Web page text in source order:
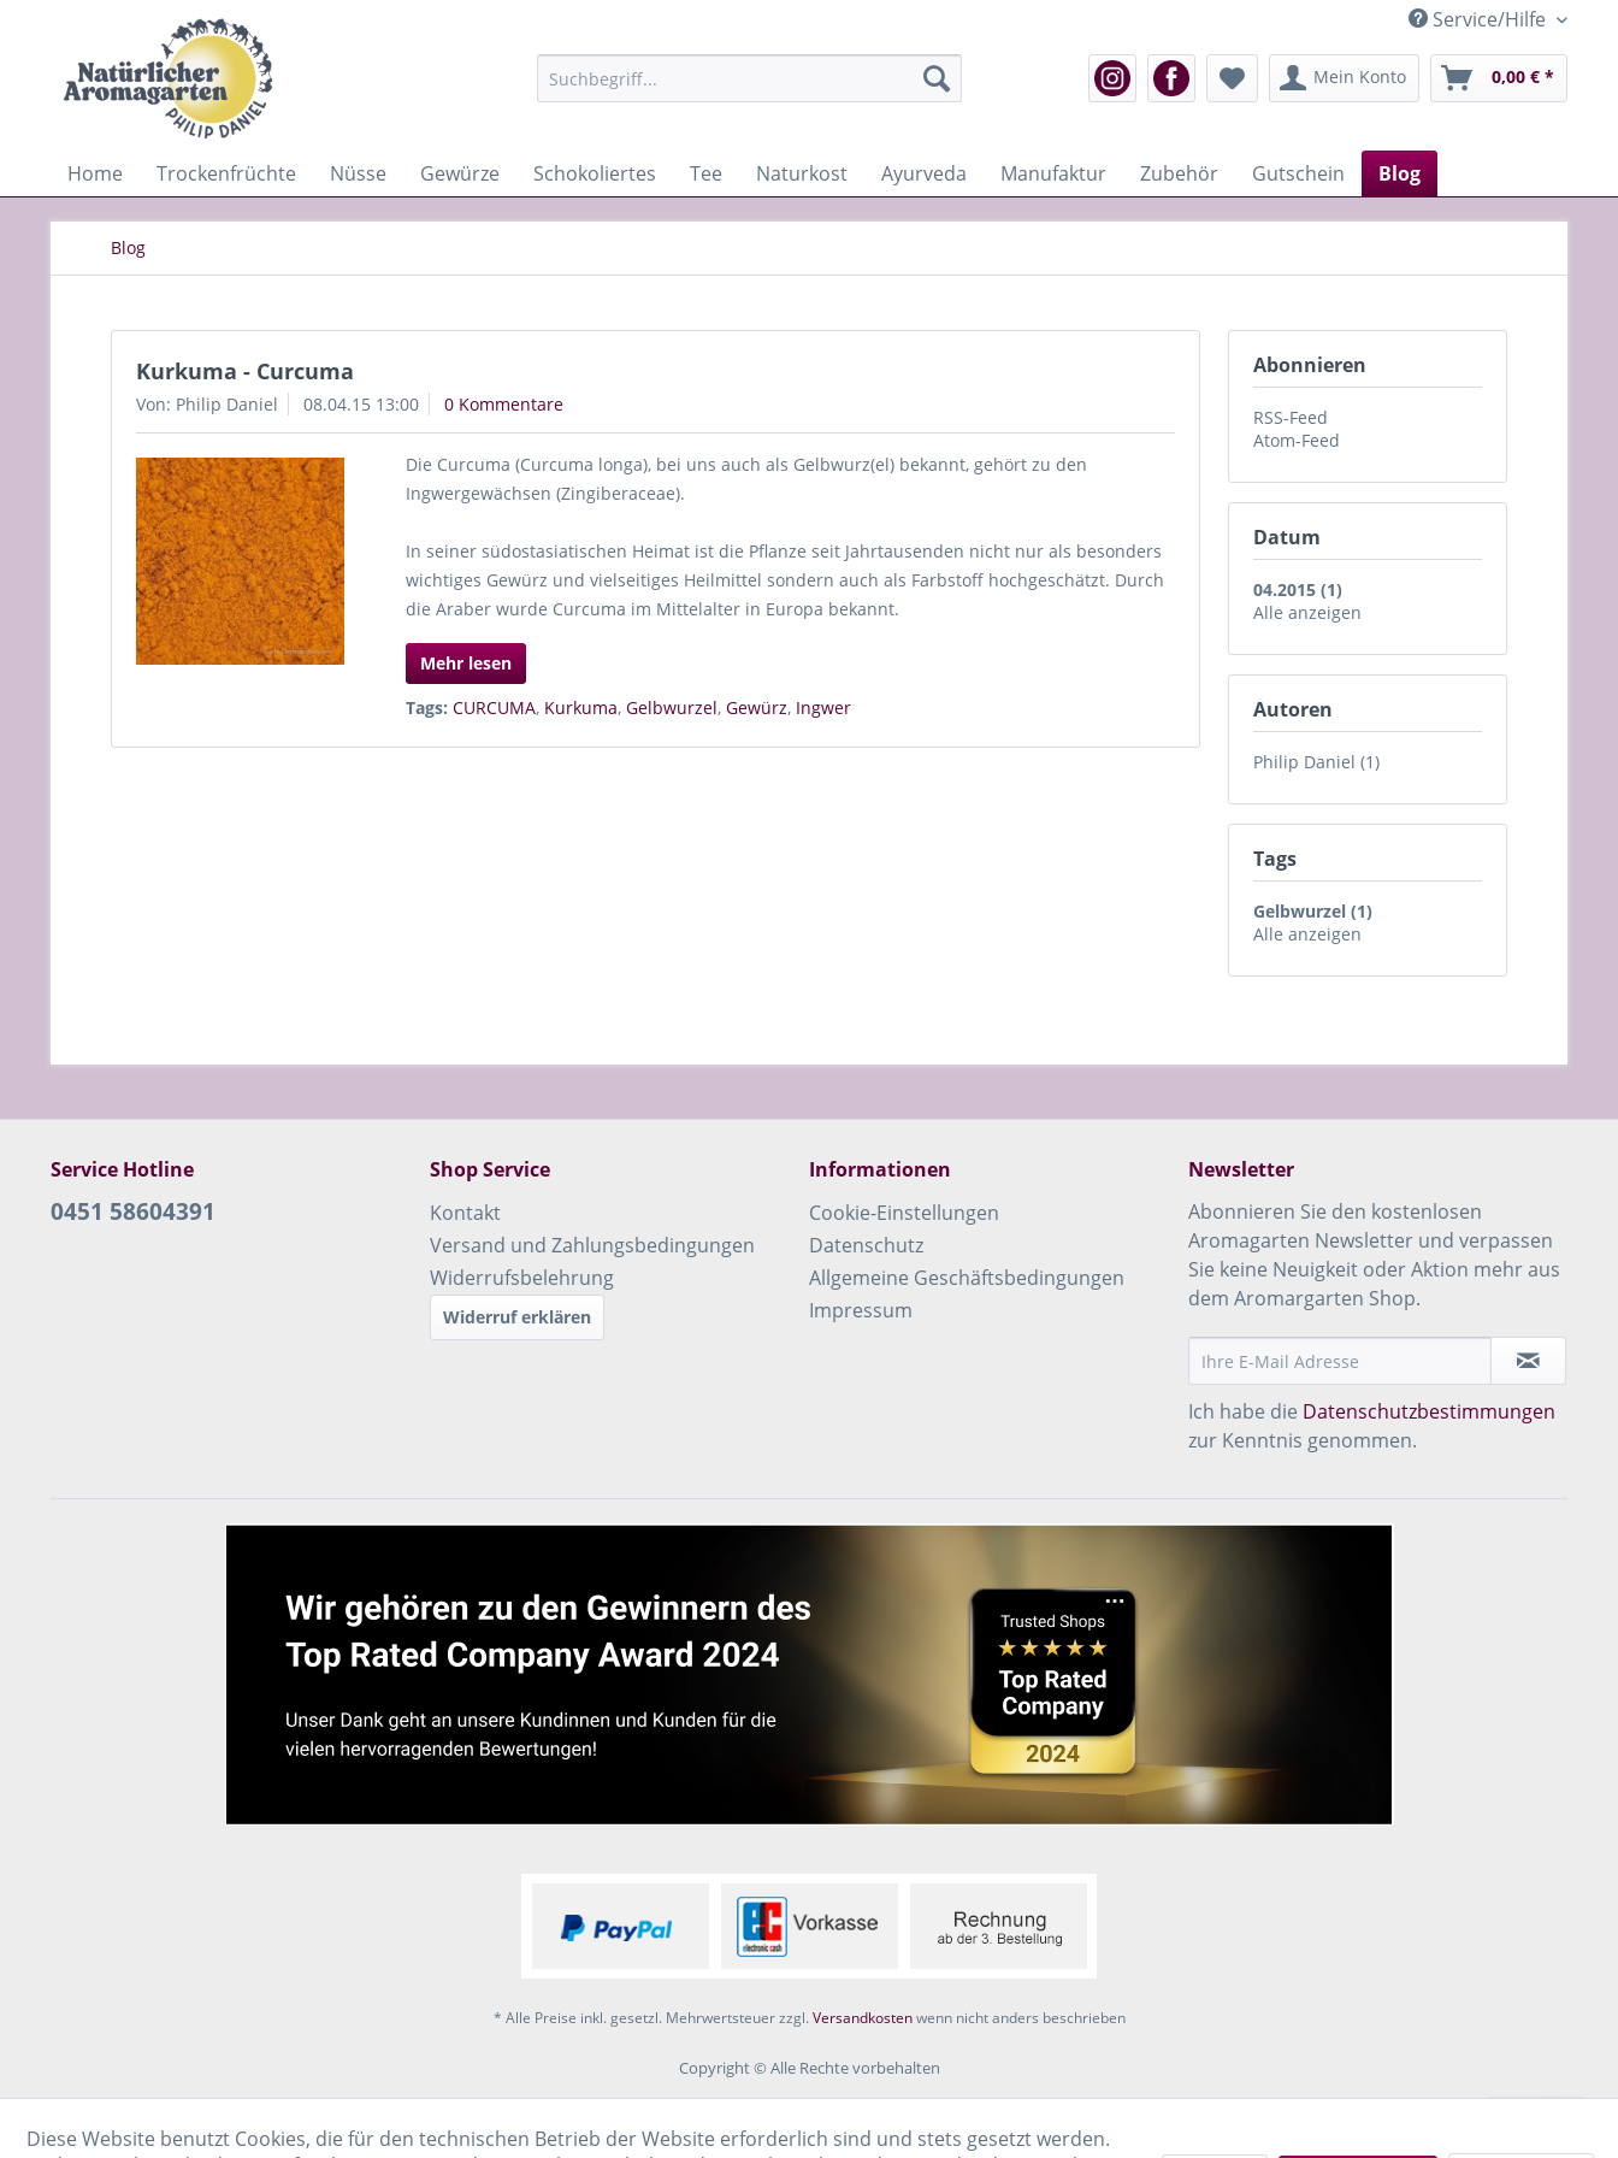
Service/Hilfe
Mein Konto 0,00 € *
Home Trockenfrüchte Nüsse Gewürze Schokoliertes Tee Naturkost Ayurveda Manufaktur Zubehör Gutschein Blog
Blog
Abonnieren
RSS-Feed
Atom-Feed
Datum
04.2015 (1)
Alle anzeigen
Autoren
Philip Daniel (1)
Tags
Gelbwurzel (1)
Alle anzeigen
Kurkuma - Curcuma
Von: Philip Daniel 08.04.15 13:00 0 Kommentare
Die Curcuma (Curcuma longa), bei uns auch als Gelbwurz(el) bekannt, gehört zu den
Ingwergewächsen (Zingiberaceae).
In seiner südostasiatischen Heimat ist die Pflanze seit Jahrtausenden nicht nur als besonders
wichtiges Gewürz und vielseitiges Heilmittel sondern auch als Farbstoff hochgeschätzt. Durch
die Araber wurde Curcuma im Mittelalter in Europa bekannt.
Mehr lesen
Tags: CURCUMA, Kurkuma,Gelbwurzel,Gewürz, Ingwer
Service Hotline
0451 58604391
Shop Service
Kontakt
Versand und Zahlungsbedingungen
Widerrufsbelehrung
Widerruf erklären
Informationen
Cookie-Einstellungen
Datenschutz
Allgemeine Geschäftsbedingungen
Impressum
Newsletter
Abonnieren Sie den kostenlosen
Aromagarten Newsletter und verpassen
Sie keine Neuigkeit oder Aktion mehr aus
dem Aromargarten Shop.
Ich habe die Datenschutzbestimmungen
zur Kenntnis genommen.
* Alle Preise inkl. gesetzl. Mehrwertsteuer zzgl.Versandkostenwenn nicht anders beschrieben
Copyright © Alle Rechte vorbehalten
Diese Website benutzt Cookies, die für den technischen Betrieb der Website erforderlich sind und stets gesetzt werden.